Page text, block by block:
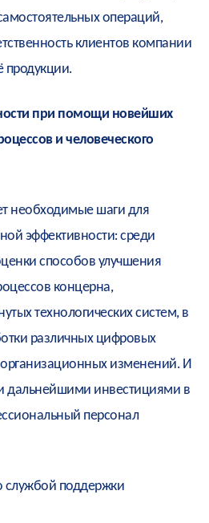
операций,
клиентов компании
продукции.
при помощи новейших
и человеческого
необходимые шаги для
эффективности: среди
способов улучшения
концерна,
технологических систем, в
различных цифровых
изменений. И
дальнейшими инвестициями в
персонал
службой поддержки